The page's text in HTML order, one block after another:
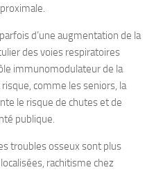
d’une augmentation de la
des voies respiratoires
immunomodulateur de la
comme les seniors, la
le risque de chutes et de
publique.
troubles osseux sont plus
rachitisme chez